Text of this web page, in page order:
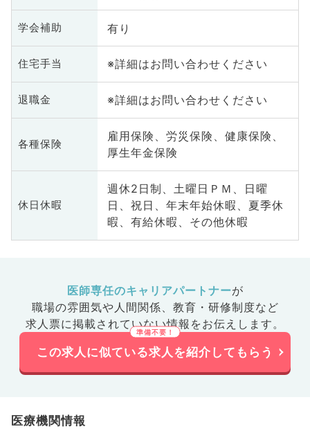
学会補助 有り
住宅手当 ※詳細はお問い合わせください
退職金 ※詳細はお問い合わせください
各種保険
雇用保険、労災保険、健康保険、
厚生年金保険
休日休暇
週休2日制、土曜日ＰＭ、日曜
日、祝日、年末年始休暇、夏季休
暇、有給休暇、その他休暇
医師専任のキャリアパートナーが
職場の雰囲気や人間関係、 教育・研修制度など
求人票に掲載されていない情報をお伝えします。
この求人に似ている求人を紹介してもらう
医療機関情報